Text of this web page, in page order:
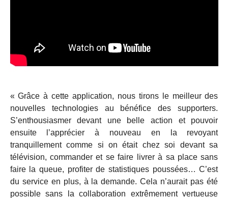
« Grâce à cette application, nous tirons le meilleur des
nouvelles technologies au bénéfice des supporters.
S’enthousiasmer devant une belle action et pouvoir
ensuite l’apprécier à nouveau en la revoyant
tranquillement comme si on était chez soi devant sa
télévision, commander et se faire livrer à sa place sans
faire la queue, profiter de statistiques poussées… C’est
du service en plus, à la demande. Cela n’aurait pas été
possible sans la collaboration extrêmement vertueuse